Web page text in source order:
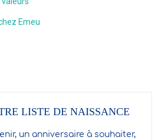
Emeu
LISTE DE NAISSANCE
un anniversaire à souhaiter,